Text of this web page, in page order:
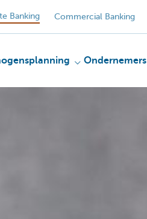
Banking Commercial Banking
Ondernemers